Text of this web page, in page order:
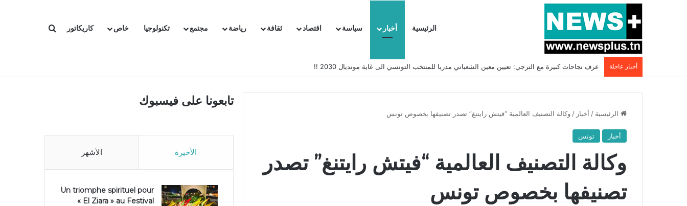
الرئيسية أخبار سياسة اقتصاد ثقافة رياضة مجتمع تكنولوجيا خاص كاريكاتور بحث عن
أخبار عاجلة بسبب المرزوقي وبتكليف من سعيّد: الخارجية تستدعي السفيرة الفرنسية بتونس وتبلغها احتجاجا شديد اللهجة !!
الرئيسية / أخبار / وكالة التصنيف العالمية “فيتش رايتنغ” تصدر تصنيفها بخصوص تونس
أخبار تونس
وكالة التصنيف العالمية “فيتش رايتنغ” تصدر
تصنيفها بخصوص تونس
تابعونا على فيسبوك
الأخيرة الأشهر
Un triomphe spirituel pour
« El Ziara » au Festival